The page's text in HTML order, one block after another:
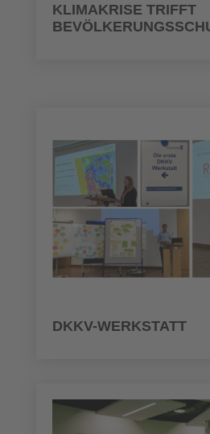
KLIMAKRISE TRIFFT
DKKV-WERKSTATT